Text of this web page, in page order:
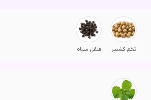
تخم گشنیز فلفل سیاه